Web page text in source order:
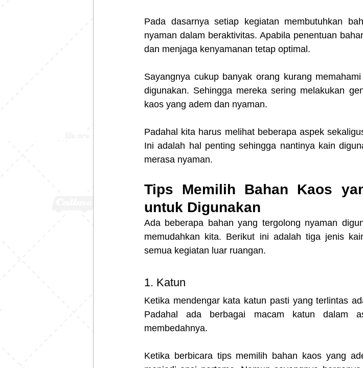
Pada dasarnya setiap kegiatan membutuhkan
nyaman dalam beraktivitas. Apabila penentuan
dan menjaga kenyamanan tetap optimal.
Sayangnya cukup banyak orang kurang
digunakan. Sehingga mereka sering melakukan
kaos yang adem dan nyaman.
Padahal kita harus melihat beberapa aspek
Ini adalah hal penting sehingga nantinya kain
merasa nyaman.
Tips Memilih Bahan Kaos
untuk Digunakan
Ada beberapa bahan yang tergolong nyaman
memudahkan kita. Berikut ini adalah tiga jenis
semua kegiatan luar ruangan.
1. Katun
Ketika mendengar kata katun pasti yang terlintas
Padahal ada berbagai macam katun dalam
membedahnya.
Ketika berbicara tips memilih bahan kaos yang